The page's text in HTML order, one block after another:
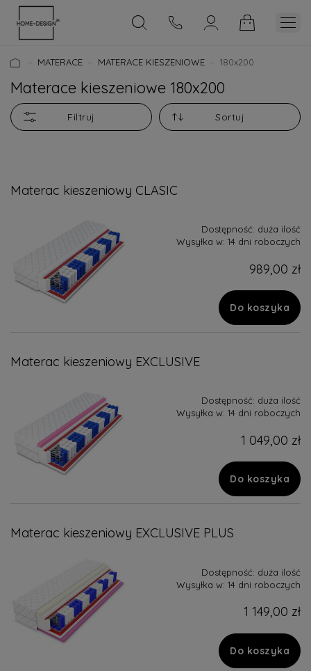
MATERACE MATERACE KIESZENIOWE 180x200
Materace kieszeniowe 180x200
Filtruj Sortuj
Materac kieszeniowy CLASIC
Dostępność: duża ilość
Wysyłka w: 14 dni roboczych
989,00 zł
Do koszyka
Materac kieszeniowy EXCLUSIVE
Dostępność: duża ilość
Wysyłka w: 14 dni roboczych
1 049,00 zł
Do koszyka
Materac kieszeniowy EXCLUSIVE PLUS
Dostępność: duża ilość
Wysyłka w: 14 dni roboczych
1 149,00 zł
Do koszyka